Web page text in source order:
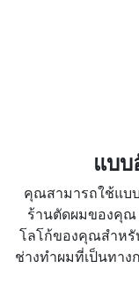
แบบ
คุณสามารถใช้แบ
ร้านตัดผมของคุณ
โลโก้ของคุณสำหรั
ช่างทำผมที่เป็นทา